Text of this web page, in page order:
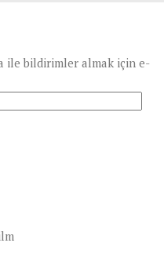
ile bildirimler almak için e-